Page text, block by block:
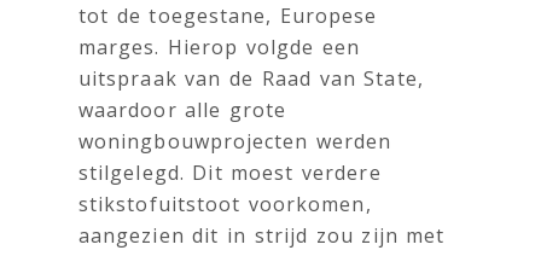
tot de toegestane, Europese
marges. Hierop volgde een
uitspraak van de Raad van State,
waardoor alle grote
woningbouwprojecten werden
stilgelegd. Dit moest verdere
stikstofuitstoot voorkomen,
aangezien dit in strijd zou zijn met